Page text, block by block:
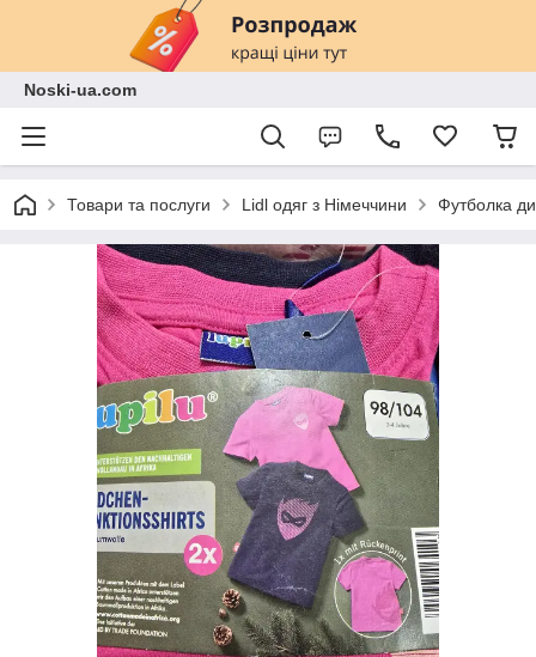
Noski-ua.com
Товари та послуги Lidl одяг з Німеччини Футболка